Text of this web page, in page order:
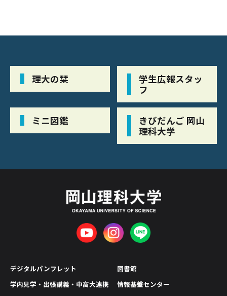
理大の栞
学生広報スタッ
フ
ミニ図鑑
きびだんご 岡山
理科大学
デジタルパンフレット
学内見学・出張講義・中高大連携
図書館
情報基盤センター